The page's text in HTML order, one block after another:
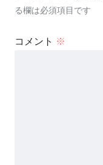
る欄は必須項目です
コメント ※